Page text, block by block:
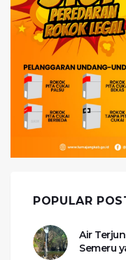
POPULAR
Air
Semeru